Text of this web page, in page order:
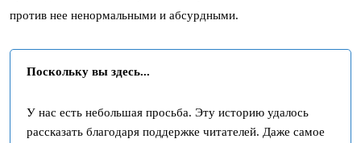
против нее ненормальными и абсурдными.
Поскольку вы здесь...
У нас есть небольшая просьба. Эту историю удалось
рассказать благодаря поддержке читателей. Даже самое